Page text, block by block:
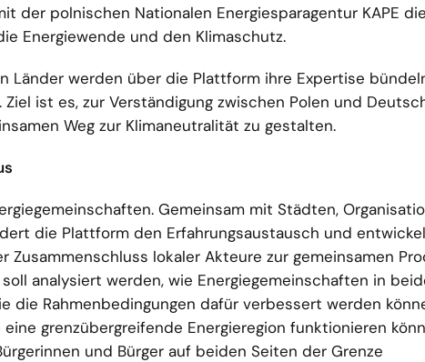
der polnischen Nationalen Energiesparagentur KAPE
Energiewende und den Klimaschutz.
Länder werden über die Plattform ihre Expertise
ist es, zur Verständigung zwischen Polen und
Weg zur Klimaneutralität zu gestalten.
Gemeinsam mit Städten,
die Plattform den Erfahrungsaustausch und
Zusammenschluss lokaler Akteure zur gemeinsamen
analysiert werden, wie Energiegemeinschaften in
die Rahmenbedingungen dafür verbessert werden
grenzübergreifende Energieregion funktionieren
und Bürger auf beiden Seiten der Grenze